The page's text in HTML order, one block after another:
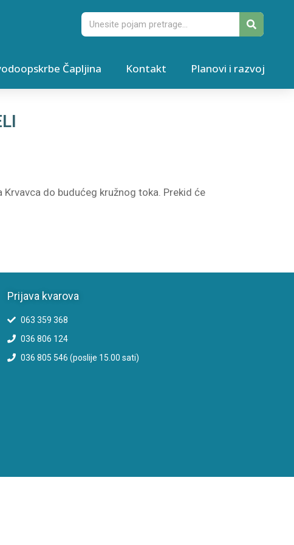
Čapljina Kontakt Planovi i razvoj
do budućeg kružnog toka. Prekid će
Prijava kvarova
063 359 368
036 806 124
036 805 546 (poslije 15.00 sati)